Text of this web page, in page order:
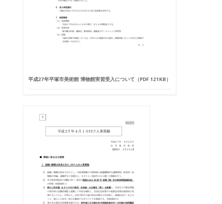
平成27年平塚市美術館 博物館実習受入について（PDF 121KB）